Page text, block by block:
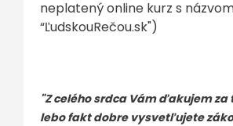
neplatený online kurz s
“ĽudskouRečou.sk")
"Z celého srdca Vám ďakujem
lebo fakt dobre vysvetľujete